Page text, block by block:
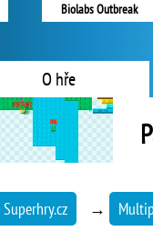
Biolabs Outbreak
O hře
Superhry.cz →